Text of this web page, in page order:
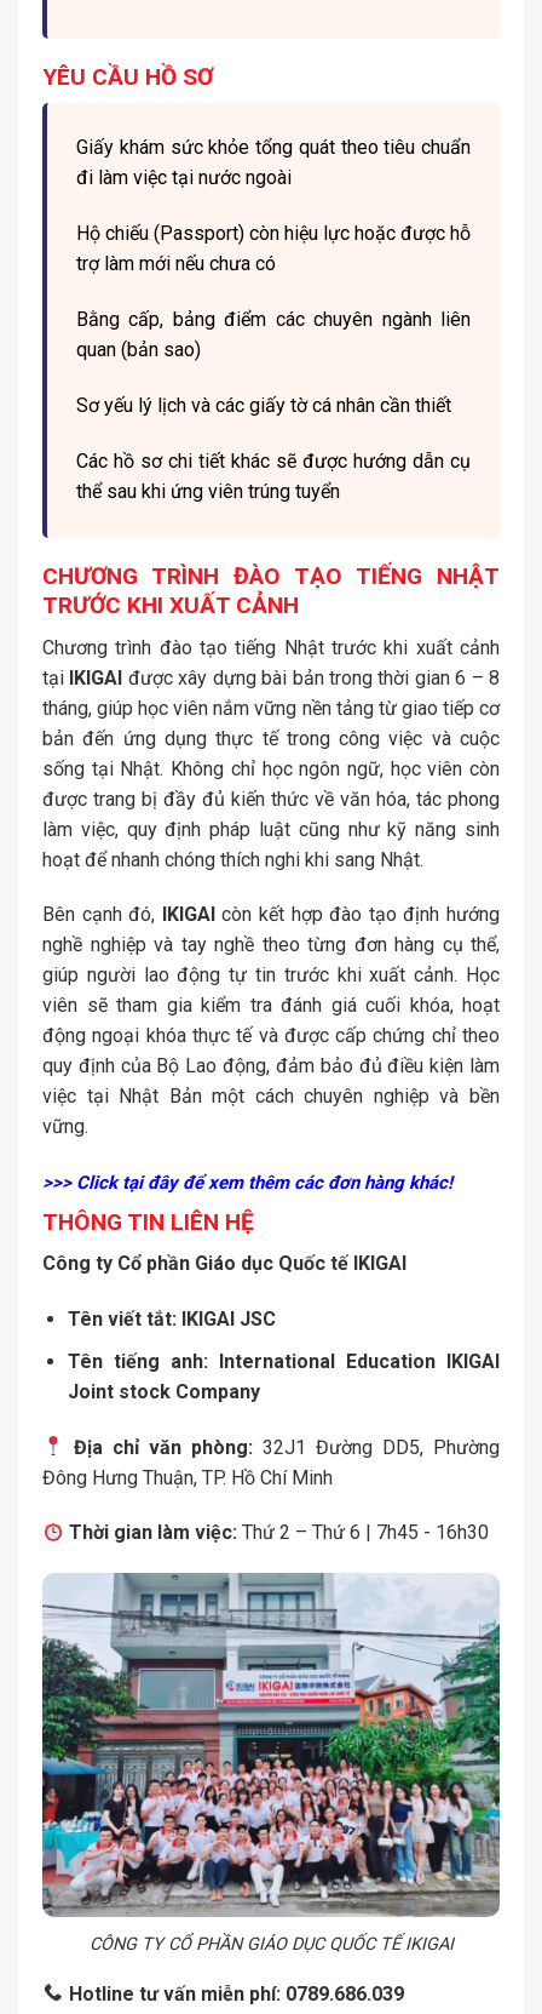
YÊU CẦU HỒ SƠ
Giấy khám sức khỏe tổng quát theo tiêu chuẩn
đi làm việc tại nước ngoài
Hộ chiếu (Passport) còn hiệu lực hoặc được hỗ
trợ làm mới nếu chưa có
Bằng cấp, bảng điểm các chuyên ngành liên
quan (bản sao)
Sơ yếu lý lịch và các giấy tờ cá nhân cần thiết
Các hồ sơ chi tiết khác sẽ được hướng dẫn cụ
thể sau khi ứng viên trúng tuyển
CHƯƠNG TRÌNH ĐÀO TẠO TIẾNG NHẬT
TRƯỚC KHI XUẤT CẢNH
Chương trình đào tạo tiếng Nhật trước khi xuất cảnh
tại IKIGAI được xây dựng bài bản trong thời gian 6 – 8
tháng, giúp học viên nắm vững nền tảng từ giao tiếp cơ
bản đến ứng dụng thực tế trong công việc và cuộc
sống tại Nhật. Không chỉ học ngôn ngữ, học viên còn
được trang bị đầy đủ kiến thức về văn hóa, tác phong
làm việc, quy định pháp luật cũng như kỹ năng sinh
hoạt để nhanh chóng thích nghi khi sang Nhật.
Bên cạnh đó, IKIGAI còn kết hợp đào tạo định hướng
nghề nghiệp và tay nghề theo từng đơn hàng cụ thể,
giúp người lao động tự tin trước khi xuất cảnh. Học
viên sẽ tham gia kiểm tra đánh giá cuối khóa, hoạt
động ngoại khóa thực tế và được cấp chứng chỉ theo
quy định của Bộ Lao động, đảm bảo đủ điều kiện làm
việc tại Nhật Bản một cách chuyên nghiệp và bền
vững.
>>> Click tại đây để xem thêm các đơn hàng khác!
THÔNG TIN LIÊN HỆ
Công ty Cổ phần Giáo dục Quốc tế IKIGAI
Tên viết tắt: IKIGAI JSC
Tên tiếng anh: International Education IKIGAI
Joint stock Company
Địa chỉ văn phòng:32J1 Đường DD5, Phường
Đông Hưng Thuận, TP. Hồ Chí Minh
Thời gian làm việc:Thứ 2 – Thứ 6 | 7h45 - 16h30
CÔNG TY CỔ PHẦN GIÁO DỤC QUỐC TẾ IKIGAI
Hotline tư vấn miễn phí: 0789.686.039